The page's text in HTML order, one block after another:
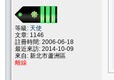
等級: 天使
文章: 1146
註冊時間: 2006-06-18
最近來訪: 2014-10-09
來自: 新北市蘆洲區
離線